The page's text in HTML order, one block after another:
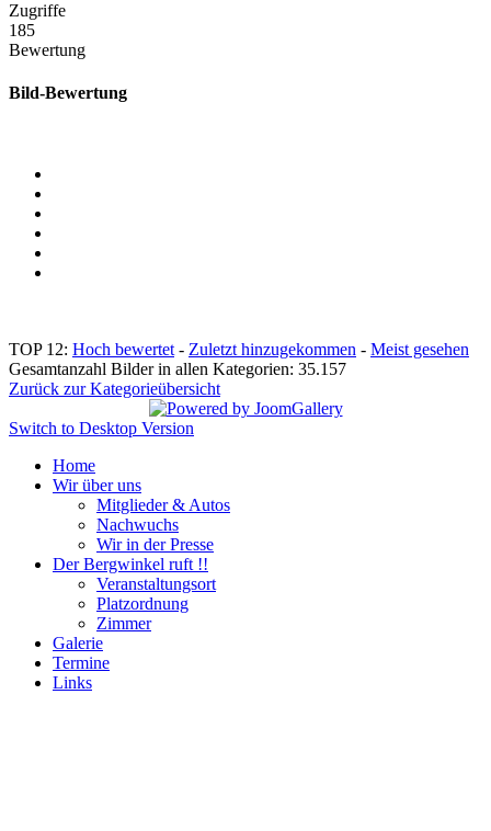
Zugriffe
185
Bewertung
Bild-Bewertung
TOP 12: Hoch bewertet - Zuletzt hinzugekommen - Meist gesehen
Gesamtanzahl Bilder in allen Kategorien: 35.157
Zurück zur Kategorieübersicht
Switch to Desktop Version
Home
Wir über uns
Mitglieder & Autos
Nachwuchs
Wir in der Presse
Der Bergwinkel ruft !!
Veranstaltungsort
Platzordnung
Zimmer
Galerie
Termine
Links